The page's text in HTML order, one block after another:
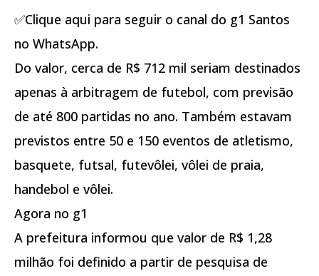
✅Clique aqui para seguir o canal do g1 Santos
no WhatsApp.
Do valor, cerca de R$ 712 mil seriam destinados
apenas à arbitragem de futebol, com previsão
de até 800 partidas no ano. Também estavam
previstos entre 50 e 150 eventos de atletismo,
basquete, futsal, futevôlei, vôlei de praia,
handebol e vôlei.
Agora no g1
A prefeitura informou que valor de R$ 1,28
milhão foi definido a partir de pesquisa de